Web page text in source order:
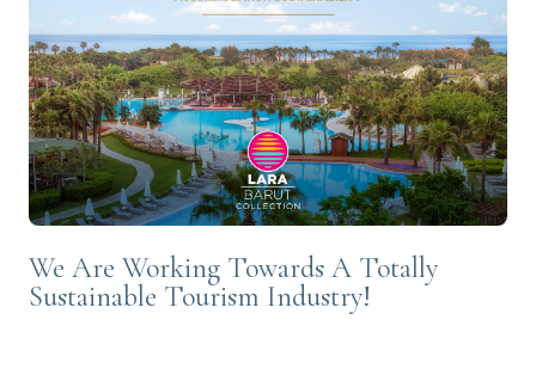
We Are Working Towards A Totally
Sustainable Tourism Industry!